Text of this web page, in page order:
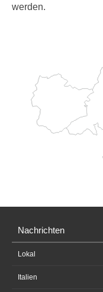
werden.
Nachrichten
Lokal
Italien